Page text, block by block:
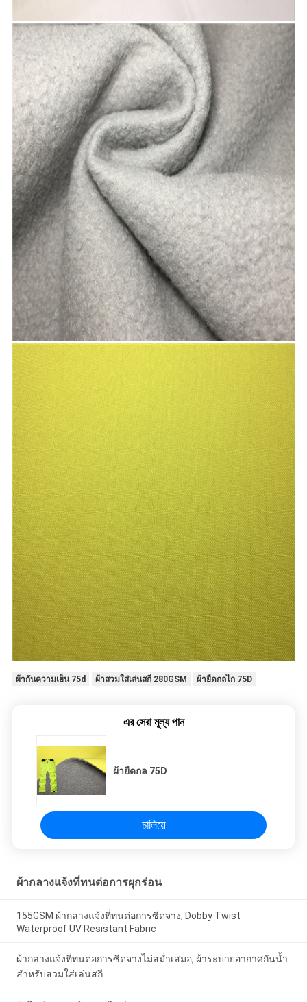
ผ้ากันความเย็น 75d ผ้าสวมใส่เล่นสกี 280GSM ผ้ายืดกลไก 75D
এর সেরা মূল্য পান
ผ้ายืดกล 75D
চালিয়ে
ผ้ากลางแจ้งที่ทนต่อการผุกร่อน
155GSM ผ้ากลางแจ้งที่ทนต่อการซีดจาง, Dobby Twist
Waterproof UV Resistant Fabric
ผ้ากลางแจ้งที่ทนต่อการซีดจางไม่สม่ำเสมอ, ผ้าระบายอากาศกันน้ำ
สำหรับสวมใส่เล่นสกี